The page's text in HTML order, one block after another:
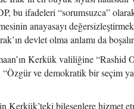
bu ifadeleri “sorumsuzca”
anayasayı
devlet olma anlamı da
Kerkük valiliğine “Rashid
ve demokratik bir seçim
Kerkük’teki bileşenlere hizmet